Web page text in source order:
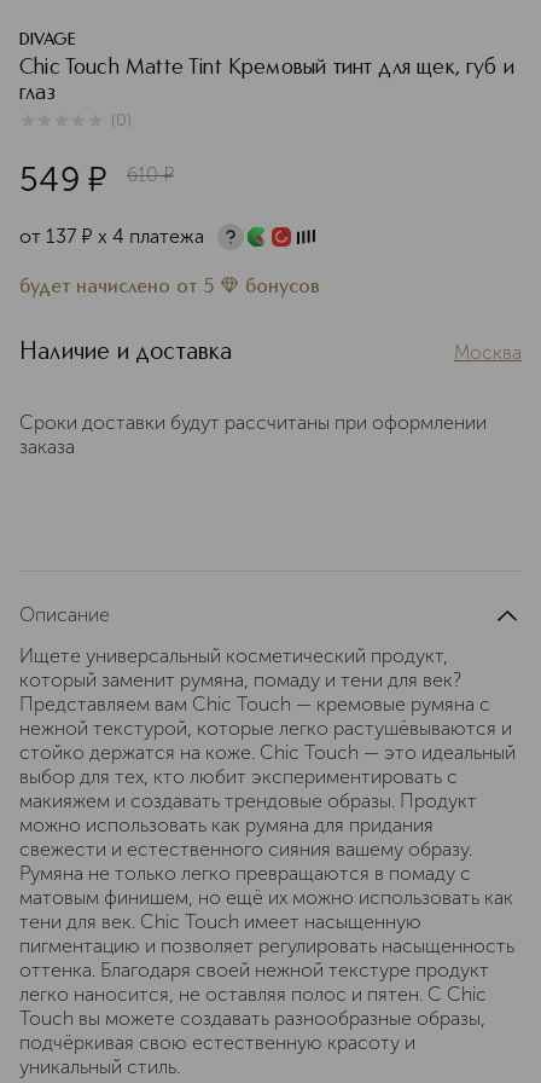
DIVAGE
Chic Touch Matte Tint Кремовый тинт для щек, губ и
глаз
(0)
549 ¤ 610 ¤
от 137 ¤ х 4 платежа
будет начислено от 5 бонусов
Наличие и доставка Москва
Сроки доставки будут рассчитаны при оформлении
заказа
Описание
Ищете универсальный косметический продукт,
который заменит румяна, помаду и тени для век?
Представляем вам Chiс Touch — кремовые румяна с
нежной текстурой, которые легко растушёвываются и
стойко держатся на коже. Chiс Touch — это идеальный
выбор для тех, кто любит экспериментировать с
макияжем и создавать трендовые образы. Продукт
можно использовать как румяна для придания
свежести и естественного сияния вашему образу.
Румяна не только легко превращаются в помаду с
матовым финишем, но ещё их можно использовать как
тени для век. Chiс Touch имеет насыщенную
пигментацию и позволяет регулировать насыщенность
оттенка. Благодаря своей нежной текстуре продукт
легко наносится, не оставляя полос и пятен. С Chiс
Touch вы можете создавать разнообразные образы,
подчёркивая свою естественную красоту и
уникальный стиль.